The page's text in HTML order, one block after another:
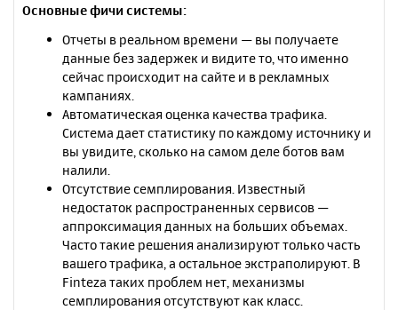
Основные фичи системы:
Отчеты в реальном времени — вы получаете
данные без задержек и видите то, что именно
сейчас происходит на сайте и в рекламных
кампаниях.
Автоматическая оценка качества трафика.
Система дает статистику по каждому источнику и
вы увидите, сколько на самом деле ботов вам
налили.
Отсутствие семплирования. Известный
недостаток распространенных сервисов —
аппроксимация данных на больших объемах.
Часто такие решения анализируют только часть
вашего трафика, а остальное экстраполируют. В
Finteza таких проблем нет, механизмы
семплирования отсутствуют как класс.